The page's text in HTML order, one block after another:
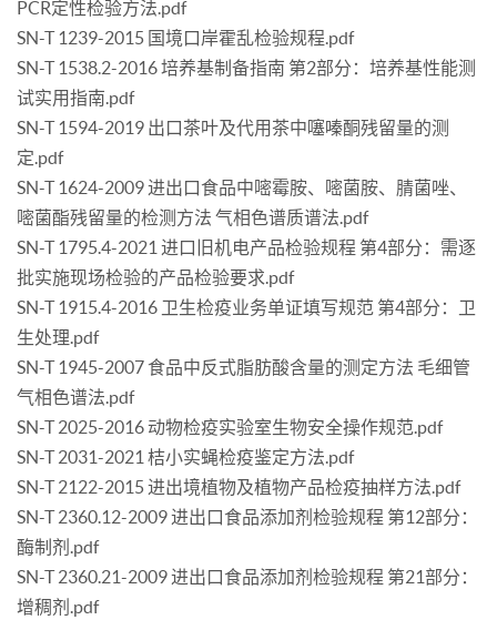
PCR定性检验方法.pdf
SN-T 1239-2015 国境口岸霍乱检验规程.pdf
SN-T 1538.2-2016 培养基制备指南 第2部分：培养基性能测
试实用指南.pdf
SN-T 1594-2019 出口茶叶及代用茶中噻嗪酮残留量的测
定.pdf
SN-T 1624-2009 进出口食品中嘧霉胺、嘧菌胺、腈菌唑、
嘧菌酯残留量的检测方法 气相色谱质谱法.pdf
SN-T 1795.4-2021 进口旧机电产品检验规程 第4部分：需逐
批实施现场检验的产品检验要求.pdf
SN-T 1915.4-2016 卫生检疫业务单证填写规范 第4部分：卫
生处理.pdf
SN-T 1945-2007 食品中反式脂肪酸含量的测定方法 毛细管
气相色谱法.pdf
SN-T 2025-2016 动物检疫实验室生物安全操作规范.pdf
SN-T 2031-2021 桔小实蝇检疫鉴定方法.pdf
SN-T 2122-2015 进出境植物及植物产品检疫抽样方法.pdf
SN-T 2360.12-2009 进出口食品添加剂检验规程 第12部分：
酶制剂.pdf
SN-T 2360.21-2009 进出口食品添加剂检验规程 第21部分：
增稠剂.pdf